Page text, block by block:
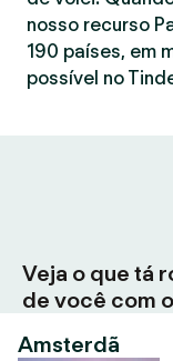
nosso recurso
190 países, em
possível no
Veja o que tá
de você com
Amsterdã